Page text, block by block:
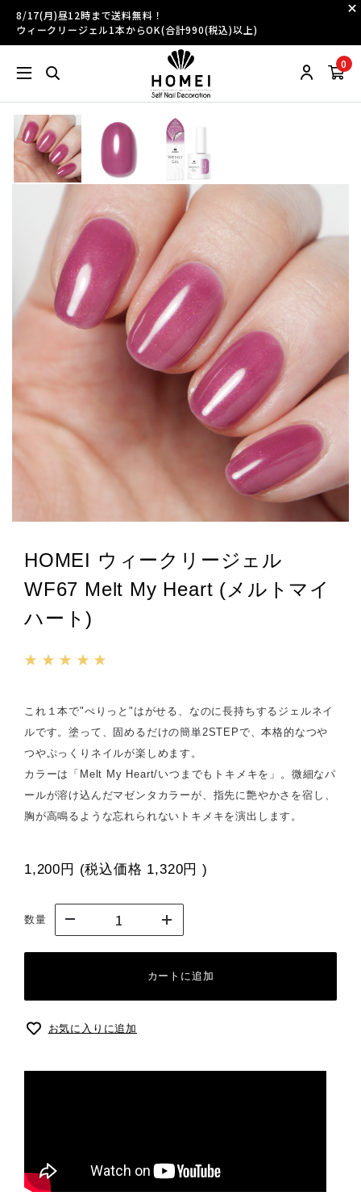
8/17(月)昼12時まで送料無料！
ウィークリージェル1本からOK(合計990(税込)以上)
0
HOMEI ウィークリージェル
WF67 Melt My Heart (メルトマイ
ハート)
★ ★ ★ ★ ★
これ１本で"ぺりっと"はがせる、なのに長持ちするジェルネイ
ルです。塗って、固めるだけの簡単2STEPで、本格的なつや
つやぷっくりネイルが楽しめます。
カラーは「Melt My Heart/いつまでもトキメキを」。微細なパ
ールが溶け込んだマゼンタカラーが、指先に艶やかさを宿し、
胸が高鳴るような忘れられないトキメキを演出します。
1,200円 (税込価格 1,320円 )
数量
カートに追加
お気に入りに追加